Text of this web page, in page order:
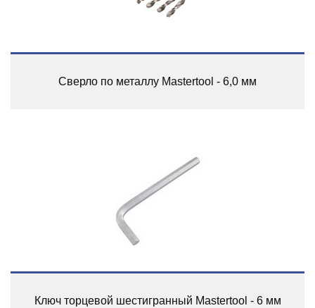
Сверло по металлу Mastertool - 6,0 мм
Ключ торцевой шестигранный Mastertool - 6 мм